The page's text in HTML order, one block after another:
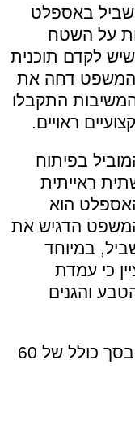
באספלט
על השטח
שיש לקדם תוכנית
המשפט דחה את
התקבלו
ראויים.
בפיתוח
ראייתית
הוא
המשפט הדגיש את
במיוחד
כי עמדת
והגנים
העותרים חויבו בהוצאות משפט בסך כולל של 60